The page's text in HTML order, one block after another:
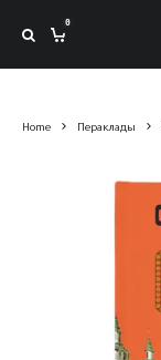
0
Home Пераклады